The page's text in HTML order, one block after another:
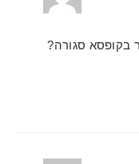
בקופסא סגורה?